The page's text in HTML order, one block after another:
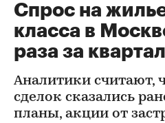
Спрос на
класса в
раза за квартал
Аналитики считают,
сделок сказались
планы, акции от